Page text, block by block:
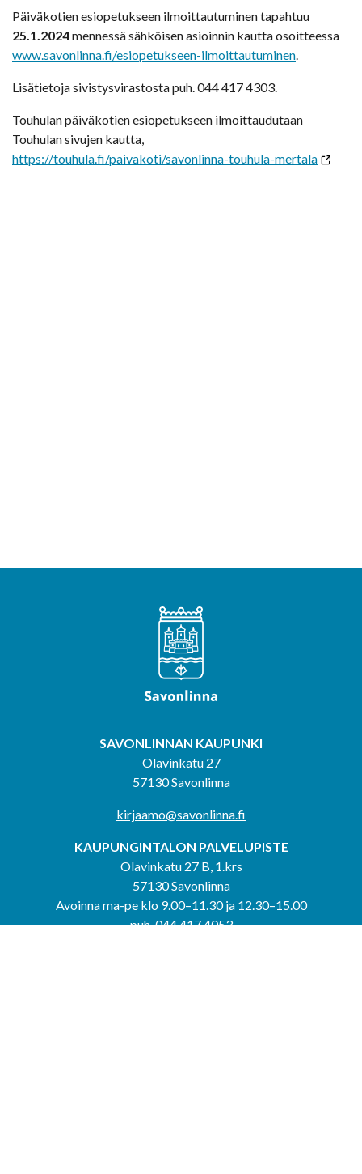
Päiväkotien esiopetukseen ilmoittautuminen tapahtuu
25.1.2024mennessä sähköisen asioinnin kautta osoitteessa
www.savonlinna.fi/esiopetukseen-ilmoittautuminen.
Lisätietoja sivistysvirastosta puh. 044 417 4303.
Touhulan päiväkotien esiopetukseen ilmoittaudutaan
Touhulan sivujen kautta,
https://touhula.fi/paivakoti/savonlinna-touhula-mertala
SAVONLINNAN KAUPUNKI
Olavinkatu 27
57130 Savonlinna
kirjaamo@savonlinna.fi
KAUPUNGINTALON PALVELUPISTE
Olavinkatu 27 B, 1.krs
57130 Savonlinna
Avoinna ma-pe klo 9.00–11.30 ja 12.30–15.00
puh. 044 417 4053